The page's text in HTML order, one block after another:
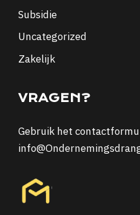
Subsidie
Uncategorized
Zakelijk
VRAGEN?
Gebruik het